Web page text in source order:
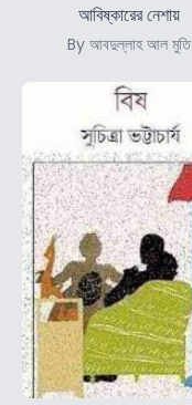
আবিষ্কারের নেশায়
By আবদুল্লাহ আল মুতি